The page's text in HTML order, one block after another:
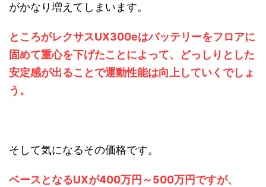
がかなり増えてしまいます。
ところがレクサスUX300eはバッテリーをフロアに
固めて重心を下げたことによって、どっしりとした
安定感が出ることで運動性能は向上していくでしょ
う。
そして気になるその価格です。
ベースとなるUXが400万円～500万円ですが、